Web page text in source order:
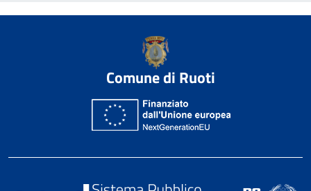
Comune di Ruoti